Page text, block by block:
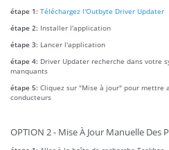
étape 1: Téléchargez l'Outbyte Driver Updater
étape 2: Installer l'application
étape 3: Lancer l'application
étape 4: Driver Updater recherche dans votre
manquants
étape 5: Cliquez sur "Mise à jour" pour
conducteurs
OPTION 2 - Mise À Jour Manuelle Des